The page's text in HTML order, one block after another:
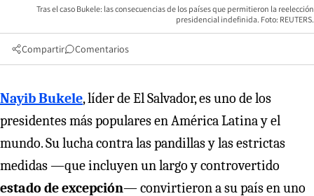
Tras el caso Bukele: las consecuencias de los países que permitieron la reelección
presidencial indefinida. Foto: REUTERS.
Compartir Comentarios
Nayib Bukele, líder de El Salvador, es uno de los
presidentes más populares en América Latina y el
mundo. Su lucha contra las pandillas y las estrictas
medidas —que incluyen un largo y controvertido
estado de excepción— convirtieron a su país en uno